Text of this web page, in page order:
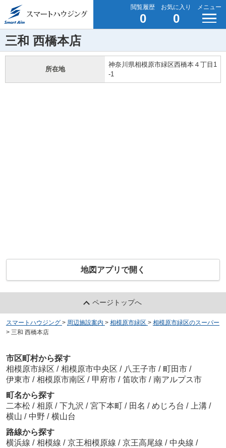
閲覧履歴
0
お気に入り
0
メニュー
三和 西橋本店
所在地
神奈川県相模原市緑区西橋本４丁目1
-1
地図アプリで開く
ページトップへ
スマートハウジング > 周辺施設案内 > 相模原市緑区 > 相模原市緑区のスーパー
> 三和 西橋本店
市区町村から探す
相模原市緑区 / 相模原市中央区 / 八王子市 / 町田市 /
伊東市 / 相模原市南区 / 甲府市 / 笛吹市 / 南アルプス市
町名から探す
二本松 / 相原 / 下九沢 / 宮下本町 / 田名 / めじろ台 / 上溝 /
横山 / 中野 / 横山台
路線から探す
横浜線 / 相模線 / 京王相模原線 / 京王高尾線 / 中央線 /